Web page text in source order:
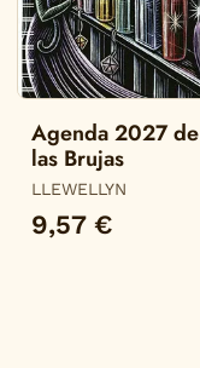
Agenda 2027 de
las Brujas
LLEWELLYN
9,57 €